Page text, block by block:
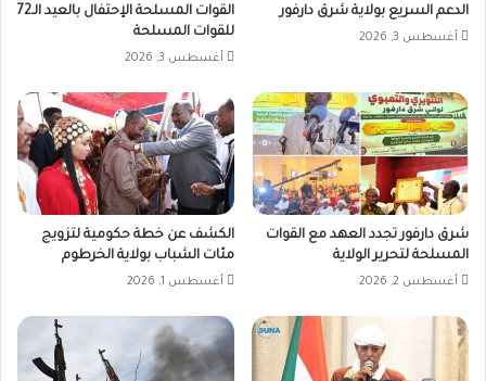
الدعم السريع بولاية شرق دارفور
أغسطس 3, 2026
القوات المسلحة الإحتفال بالعيد الـ72
للقوات المسلحة
أغسطس 3, 2026
شرق دارفور تجدد العهد مع القوات
المسلحة لتحرير الولاية
أغسطس 2, 2026
الكشف عن خطة حكومية لتزويج
مئات الشباب بولاية الخرطوم
أغسطس 1, 2026